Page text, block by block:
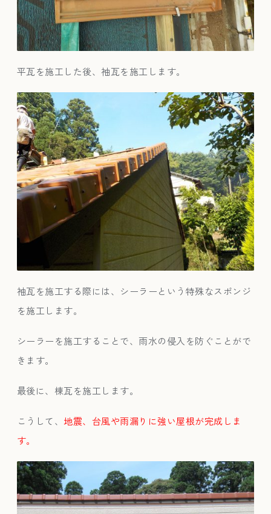
平瓦を施工した後、袖瓦を施工します。
袖瓦を施工する際には、シーラーという特殊なスポンジ
を施工します。
シーラーを施工することで、雨水の侵入を防ぐことがで
きます。
最後に、棟瓦を施工します。
こうして、 地震、台風や雨漏りに強い屋根が完成しま
す。